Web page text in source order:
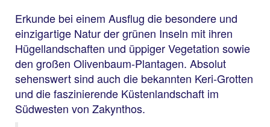
Erkunde bei einem Ausflug die besondere und
einzigartige Natur der grünen Inseln mit ihren
Hügellandschaften und üppiger Vegetation sowie
den großen Olivenbaum-Plantagen. Absolut
sehenswert sind auch die bekannten Keri-Grotten
und die faszinierende Küstenlandschaft im
Südwesten von Zakynthos.